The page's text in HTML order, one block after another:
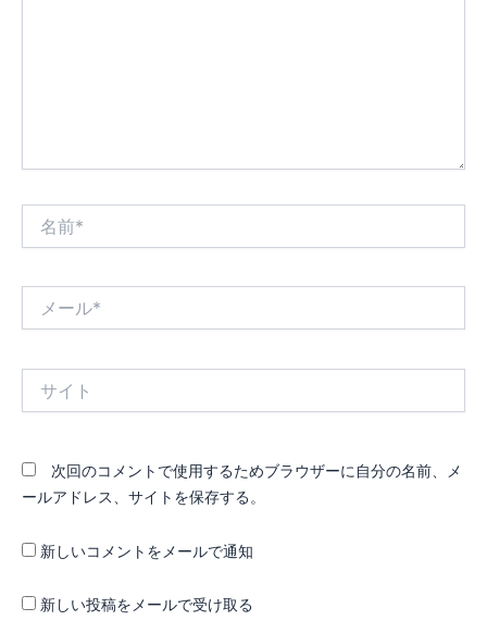
次回のコメントで使用するためブラウザーに自分の名前、メ
ールアドレス、サイトを保存する。
新しいコメントをメールで通知
新しい投稿をメールで受け取る